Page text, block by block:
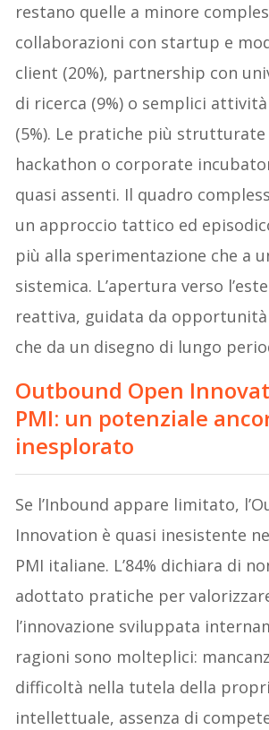
restano quelle a minore
collaborazioni con startup e
client (20%), partnership con
di ricerca (9%) o semplici
(5%). Le pratiche più strutturate
hackathon o corporate
quasi assenti. Il quadro
un approccio tattico ed
più alla sperimentazione che a
sistemica. L’apertura verso
reattiva, guidata da
che da un disegno di lungo
Outbound Open
PMI: un potenziale
inesplorato
Se l’Inbound appare limitato,
Innovation è quasi inesistente
PMI italiane. L’84% dichiara di
adottato pratiche per
l’innovazione sviluppata
ragioni sono molteplici:
difficoltà nella tutela della
intellettuale, assenza di